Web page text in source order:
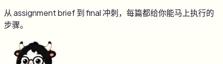
从 assignment brief 到 final 冲刺，每篇都给你能马上执行的
步骤。